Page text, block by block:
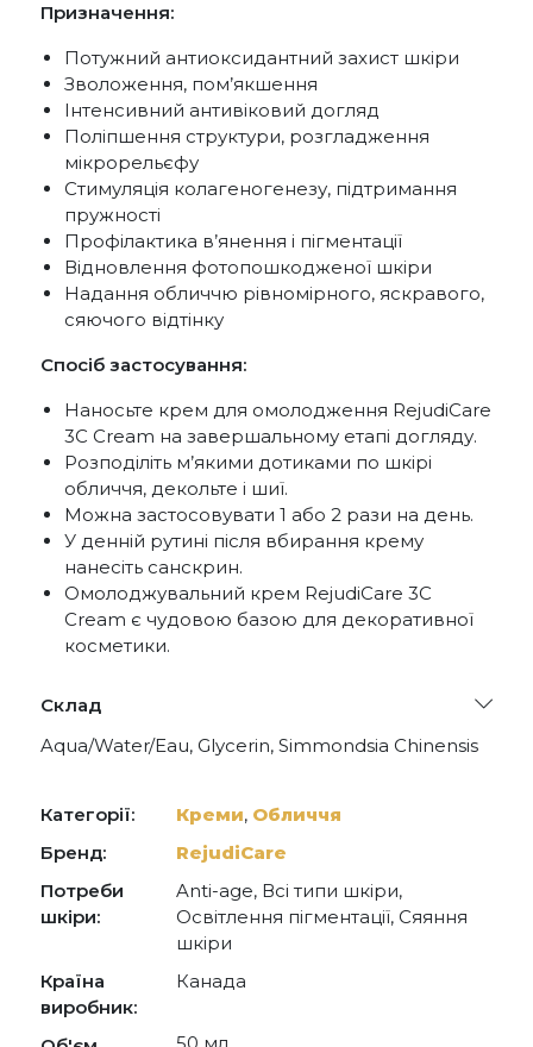
Призначення:
Потужний антиоксидантний захист шкіри
Зволоження, пом’якшення
Інтенсивний антивіковий догляд
Поліпшення структури, розгладження
мікрорельєфу
Стимуляція колагеногенезу, підтримання
пружності
Профілактика в’янення і пігментації
Відновлення фотопошкодженої шкіри
Надання обличчю рівномірного, яскравого,
сяючого відтінку
Спосіб застосування:
Наносьте крем для омолодження RejudiCare
3С Cream на завершальному етапі догляду.
Розподіліть м’якими дотиками по шкірі
обличчя, декольте і шиї.
Можна застосовувати 1 або 2 рази на день.
У денній рутині після вбирання крему
нанесіть санскрин.
Омолоджувальний крем RejudiCare 3С
Cream є чудовою базою для декоративної
косметики.
Склад
Aqua/Water/Eau, Glycerin, Simmondsia Chinensis
Aminopropyl Ascorbyl Phospate, Tetraheldecyl
Ascorbate, Terminalia Ferdinandiana Fruit Extract,
Cetearyl Alcohol, Ethoxydiglycol, Sodium Stearoyl
Sodium Acrylates Copolymer, Sodium Levulinate,
Potassium Sorbate, Parfum/Fragrance.
Категорії: Креми, Обличчя
Бренд:
RejudiCare
Потреби
шкіри:
Anti-age, Всі типи шкіри,
Освітлення пігментації, Сяяння
шкіри
Країна
виробник:
Канада